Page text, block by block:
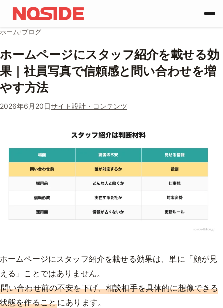
コンテンツへスキップ
ホーム/ブログ
ホームページにスタッフ紹介を載せる効
果｜社員写真で信頼感と問い合わせを増
やす方法
2026年6月20日サイト設計・コンテンツ
ホームページにスタッフ紹介を載せる効果は、単に「顔が見
える」ことではありません。
問い合わせ前の不安を下げ、相談相手を具体的に想像できる
状態を作ることにあります。